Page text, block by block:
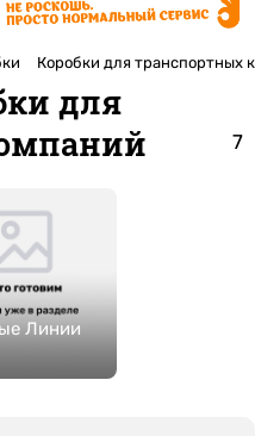
Коробки для транспортных
для
7
Линии